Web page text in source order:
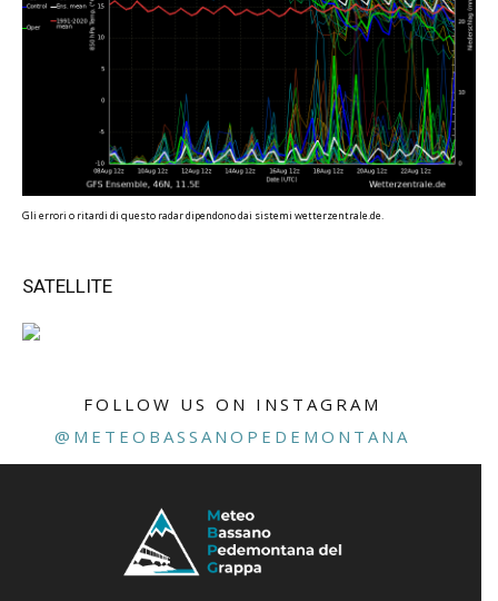
Gli errori o ritardi di questo radar dipendono dai sistemi wetterzentrale.de.
SATELLITE
FOLLOW US ON INSTAGRAM
@METEOBASSANOPEDEMONTANA